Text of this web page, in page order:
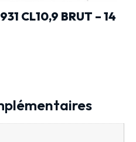
CL10,9 BRUT – 14